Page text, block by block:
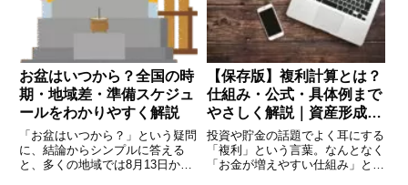
お盆はいつから？全国の時
期・地域差・準備スケジュ
ールをわかりやすく解説
「お盆はいつから？」という疑問
に、結論からシンプルに答える
と、多くの地域では8月13日から
【保存版】複利計算とは？
仕組み・公式・具体例まで
やさしく解説｜資産形成で
差がつくお金の増え方
投資や貯金の話題でよく耳にする
「複利」という言葉。なんとなく
「お金が増えやすい仕組み」とい